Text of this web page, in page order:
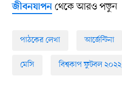
জীবনযাপনথেকে আরও পড়ুন
পাঠকের লেখা আর্জেন্টিনা
মেসি বিশ্বকাপ ফুটবল ২০২২